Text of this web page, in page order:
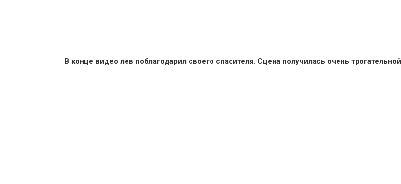
В конце видео лев поблагодарил своего спасителя. Сцена получилась очень трогательной